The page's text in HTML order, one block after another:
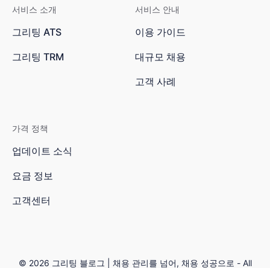
서비스 소개
그리팅 ATS
그리팅 TRM
서비스 안내
이용 가이드
대규모 채용
고객 사례
가격 정책
업데이트 소식
요금 정보
고객센터
© 2026 그리팅 블로그 | 채용 관리를 넘어, 채용 성공으로 - All